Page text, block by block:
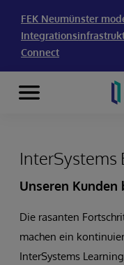
FEK Neumünster
Connect
Skip to content
Menu
InterSystems
Unseren
Die rasanten
machen ein
InterSystems